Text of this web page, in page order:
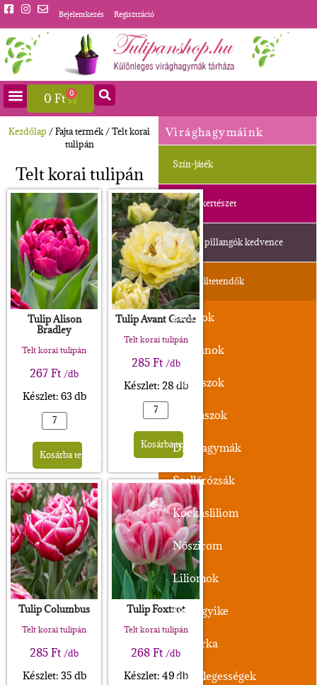
Bejelentkezés Regisztráció
0 Ft 0
Virághagymáink
Szín-játék
Balkonkertészet
Méhek, pillangók kedvence
Ősszel ültetendők
Jácintok
Tulipánok
Nárciszok
Krókuszok
Díszhagymák
Szellőrózsák
Kockásliliom
Nőszirom
Liliomok
Gyöngyike
Boglárka
Különlegességek
Kezdőlap / Fajta termék / Telt korai
tulipán
Telt korai tulipán
Tulip Alison
Bradley
Telt korai tulipán
267Ft /db
Készlet: 63 db
Kosárba teszem
Alternative:
Tulip Avant Garde
Telt korai tulipán
285Ft /db
Készlet: 28 db
Kosárba teszem
Tulip Columbus
Telt korai tulipán
285Ft /db
Készlet: 35 db
Tulip Foxtrot
Telt korai tulipán
268Ft /db
Készlet: 49 db